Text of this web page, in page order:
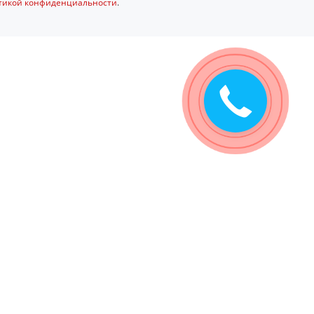
конфиденциальности.